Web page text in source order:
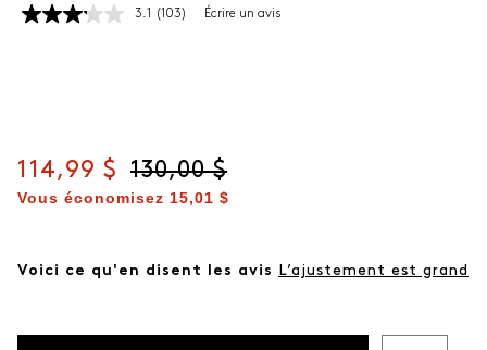
3.1
Lire
page.
(103) Écrire un avis
Prix actuel
114,99 $ Prix d'origine
130,00 $
Vous économisez 15,01 $
Voici ce qu'en disent les avis L’ajustement est grand